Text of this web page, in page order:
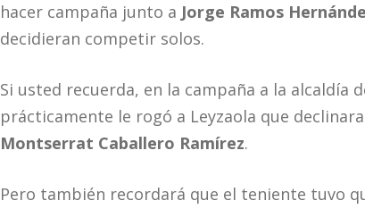
hacer campaña junto a Jorge Ramos
decidieran competir solos.
Si usted recuerda, en la campaña a la alcaldía
prácticamente le rogó a Leyzaola que
Montserrat Caballero Ramírez.
Pero también recordará que el teniente tuvo